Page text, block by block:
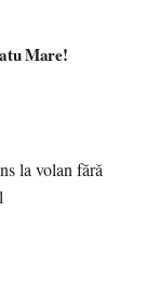
Mare!